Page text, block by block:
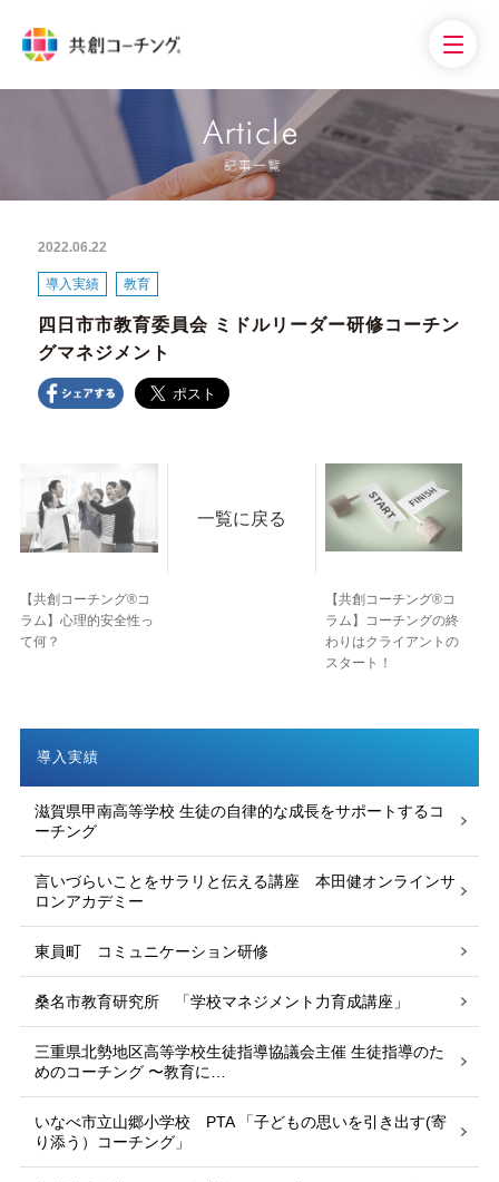
2022.06.22
導入実績 教育
四日市市教育委員会 ミドルリーダー研修コーチン
グマネジメント
【共創コーチング®︎コ
ラム】心理的安全性っ
て何？
一覧に戻る
【共創コーチング®︎コ
ラム】コーチングの終
わりはクライアントの
スタート！
導入実績
滋賀県甲南高等学校 生徒の自律的な成長をサポートするコ
ーチング
言いづらいことをサラリと伝える講座 本田健オンラインサ
ロンアカデミー
東員町 コミュニケーション研修
桑名市教育研究所 「学校マネジメント力育成講座」
三重県北勢地区高等学校生徒指導協議会主催 生徒指導のた
めのコーチング 〜教育に…
いなべ市立山郷小学校 PTA 「子どもの思いを引き出す(寄
り添う）コーチング」